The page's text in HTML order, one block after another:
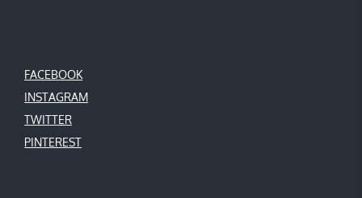
FACEBOOK
INSTAGRAM
TWITTER
PINTEREST